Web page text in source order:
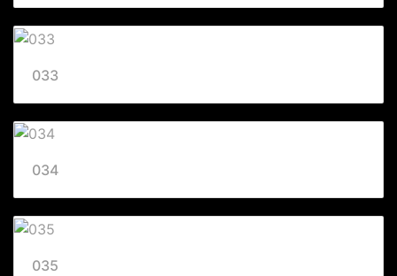
033
034
035